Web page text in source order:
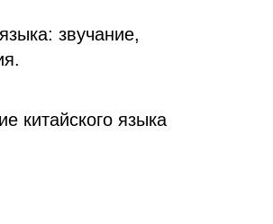
звучание,
китайского языка